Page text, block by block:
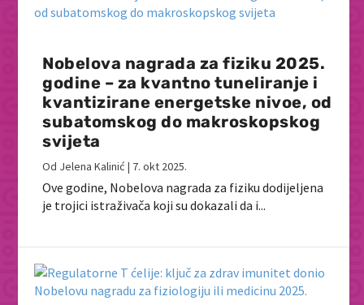
Nobelova nagrada za fiziku 2025.
godine – za kvantno tuneliranje i
kvantizirane energetske nivoe, od
subatomskog do makroskopskog
svijeta
Od Jelena Kalinić | 7. okt 2025.
Ove godine, Nobelova nagrada za fiziku dodijeljena
je trojici istraživača koji su dokazali da i...